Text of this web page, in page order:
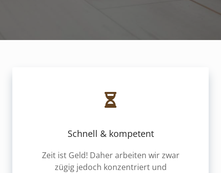
Schnell & kompetent
Zeit ist Geld! Daher arbeiten wir zwar
zügig jedoch konzentriert und